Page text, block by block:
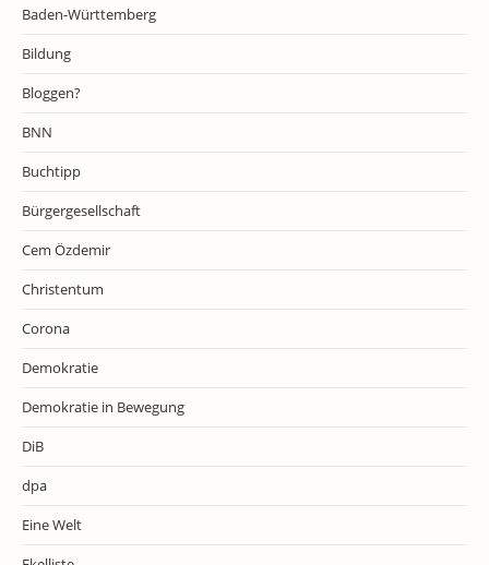
Baden-Württemberg
Bildung
Bloggen?
BNN
Buchtipp
Bürgergesellschaft
Cem Özdemir
Christentum
Corona
Demokratie
Demokratie in Bewegung
DiB
dpa
Eine Welt